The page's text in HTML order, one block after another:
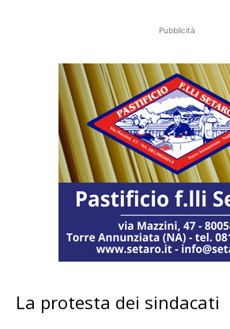
Pubblicità
La protesta dei sindacati